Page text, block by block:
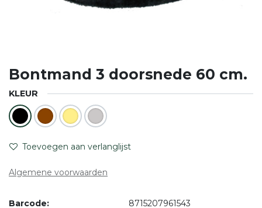
Bontmand 3 doorsnede 60 cm.
KLEUR
Toevoegen aan verlanglijst
Algemene voorwaarden
Barcode: 8715207961543